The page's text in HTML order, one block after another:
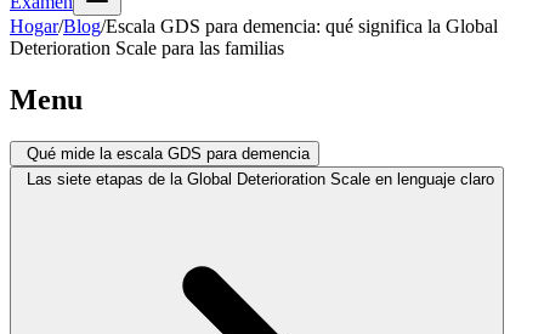
Hogar/Blog/Escala GDS para demencia: qué significa la Global
Deterioration Scale para las familias
Menu
Qué mide la escala GDS para demencia
Las siete etapas de la Global Deterioration Scale en lenguaje claro